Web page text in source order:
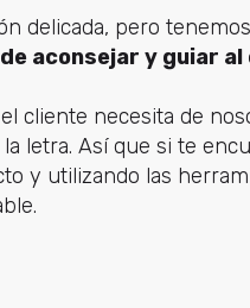
delicada, pero
aconsejar y guiar
cliente necesita de
la letra. Así que si te
y utilizando las